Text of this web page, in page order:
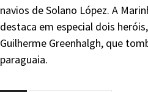
navios de Solano López. A
destaca em especial dois
Guilherme Greenhalgh, que
paraguaia.